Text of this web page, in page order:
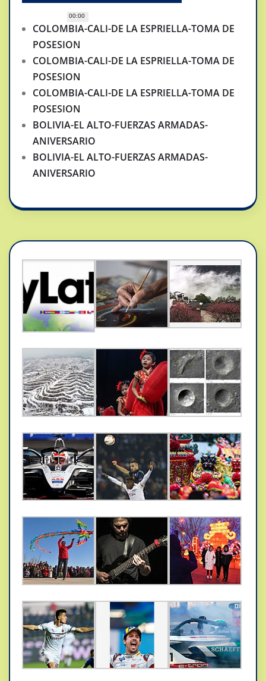
00:00
COLOMBIA-CALI-DE LA ESPRIELLA-TOMA DE
POSESION
COLOMBIA-CALI-DE LA ESPRIELLA-TOMA DE
POSESION
COLOMBIA-CALI-DE LA ESPRIELLA-TOMA DE
POSESION
BOLIVIA-EL ALTO-FUERZAS ARMADAS-
ANIVERSARIO
BOLIVIA-EL ALTO-FUERZAS ARMADAS-
ANIVERSARIO